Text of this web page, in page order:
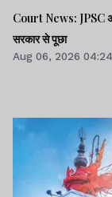
Court News: JPSC
सरकार से पूछा
Aug 06, 2026